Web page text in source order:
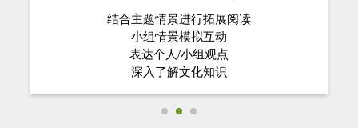
结合主题情景进行拓展阅读
小组情景模拟互动
表达个人/小组观点
深入了解文化知识